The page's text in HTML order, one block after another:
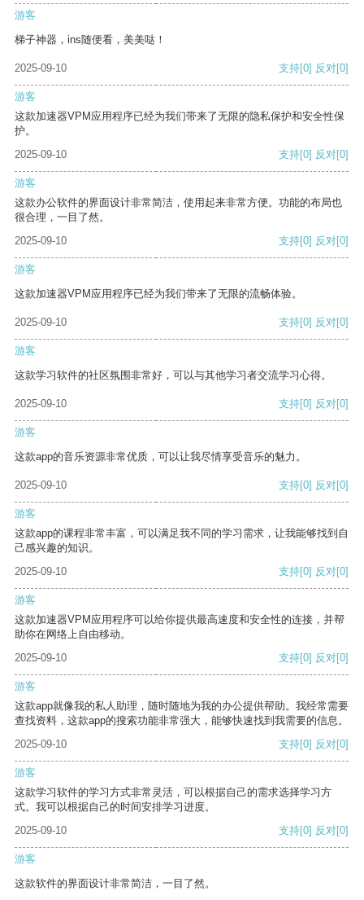
游客
梯子神器，ins随便看，美美哒！
2025-09-10 支持[0] 反对[0]
游客
这款加速器VPM应用程序已经为我们带来了无限的隐私保护和安全性保
护。
2025-09-10
支持[0] 反对[0]
游客
这款办公软件的界面设计非常简洁，使用起来非常方便。功能的布局也
很合理，一目了然。
2025-09-10
支持[0] 反对[0]
游客
这款加速器VPM应用程序已经为我们带来了无限的流畅体验。
2025-09-10 支持[0] 反对[0]
游客
这款学习软件的社区氛围非常好，可以与其他学习者交流学习心得。
2025-09-10 支持[0] 反对[0]
游客
这款app的音乐资源非常优质，可以让我尽情享受音乐的魅力。
2025-09-10 支持[0] 反对[0]
游客
这款app的课程非常丰富，可以满足我不同的学习需求，让我能够找到自
己感兴趣的知识。
2025-09-10
支持[0] 反对[0]
游客
这款加速器VPM应用程序可以给你提供最高速度和安全性的连接，并帮
助你在网络上自由移动。
2025-09-10
支持[0] 反对[0]
游客
这款app就像我的私人助理，随时随地为我的办公提供帮助。我经常需要
查找资料，这款app的搜索功能非常强大，能够快速找到我需要的信息。
2025-09-10
支持[0] 反对[0]
游客
这款学习软件的学习方式非常灵活，可以根据自己的需求选择学习方
式。我可以根据自己的时间安排学习进度。
2025-09-10
支持[0] 反对[0]
游客
这款软件的界面设计非常简洁，一目了然。